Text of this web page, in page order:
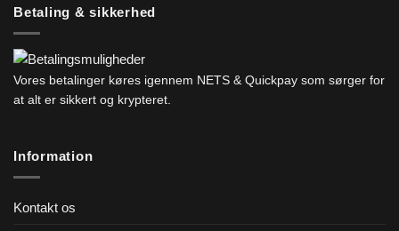
Betaling & sikkerhed
Vores betalinger køres igennem NETS & Quickpay som sørger for
at alt er sikkert og krypteret.
Information
Kontakt os